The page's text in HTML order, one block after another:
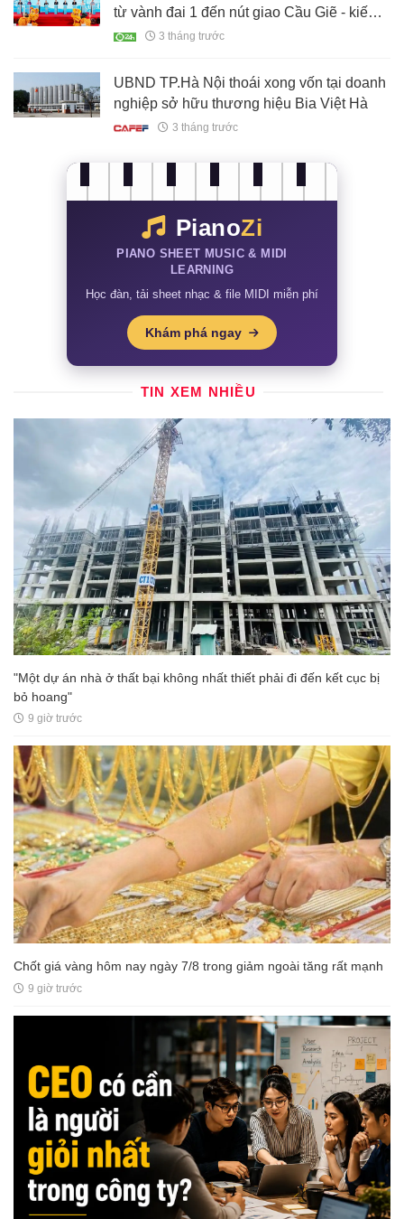
từ vành đai 1 đến nút giao Cầu Giẽ - kiến
tạo trục giao thông hiện đại bậc nhất Việt
3 tháng trước
UBND TP.Hà Nội thoái xong vốn tại doanh
nghiệp sở hữu thương hiệu Bia Việt Hà
3 tháng trước
PianoZi
PIANO SHEET MUSIC & MIDI
LEARNING
Học đàn, tải sheet nhạc & file MIDI miễn phí
Khám phá ngay
TIN XEM NHIỀU
"Một dự án nhà ở thất bại không nhất thiết phải đi đến kết cục bị
bỏ hoang"
9 giờ trước
Chốt giá vàng hôm nay ngày 7/8 trong giảm ngoài tăng rất mạnh
9 giờ trước